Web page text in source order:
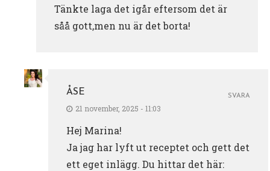
Tänkte laga det igår eftersom det är
såå gott,men nu är det borta!
ÅSE
21 november, 2025 - 11:03
Hej Marina!
Ja jag har lyft ut receptet och gett det
ett eget inlägg. Du hittar det här:
SVARA